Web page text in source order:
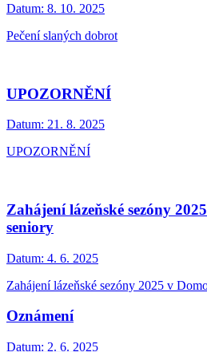
Datum: 8. 10. 2025
Pečení slaných dobrot
UPOZORNĚNÍ
Datum: 21. 8. 2025
UPOZORNĚNÍ
Zahájení lázeňské sezóny
seniory
Datum: 4. 6. 2025
Zahájení lázeňské sezóny 2025 v
Oznámení
Datum: 2. 6. 2025